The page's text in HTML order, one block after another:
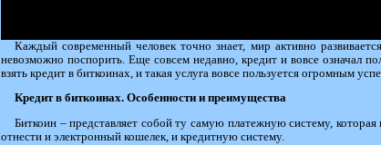
Каждый современный человек точно знает, мир активно
невозможно поспорить. Еще совсем недавно, кредит и вовсе означал
взять кредит в биткоинах, и такая услуга вовсе пользуется огромным
Кредит в биткоинах. Особенности и преимущества
Биткоин – представляет собой ту самую платежную систему,
отнести и электронный кошелек, и кредитную систему.